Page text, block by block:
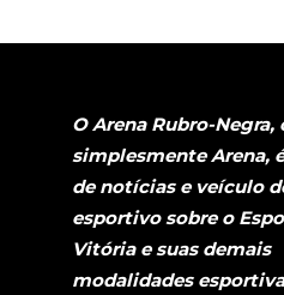
O Arena Rubro-Negra,
simplesmente Arena,
de notícias e veículo
esportivo sobre o
Vitória e suas demais
modalidades